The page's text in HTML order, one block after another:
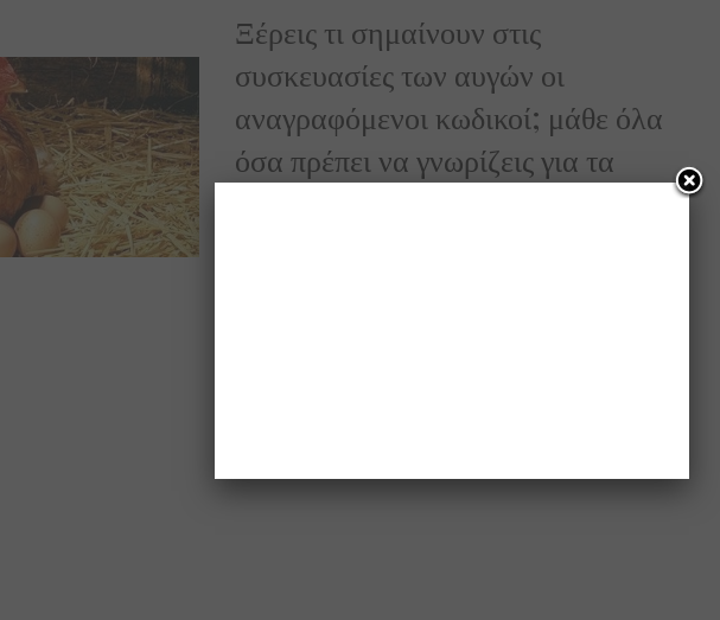
Ξέρεις τι σημαίνουν στις
συσκευασίες των αυγών οι
αναγραφόμενοι κωδικοί; μάθε όλα
όσα πρέπει να γνωρίζεις για τα